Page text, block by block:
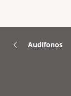
Audífonos